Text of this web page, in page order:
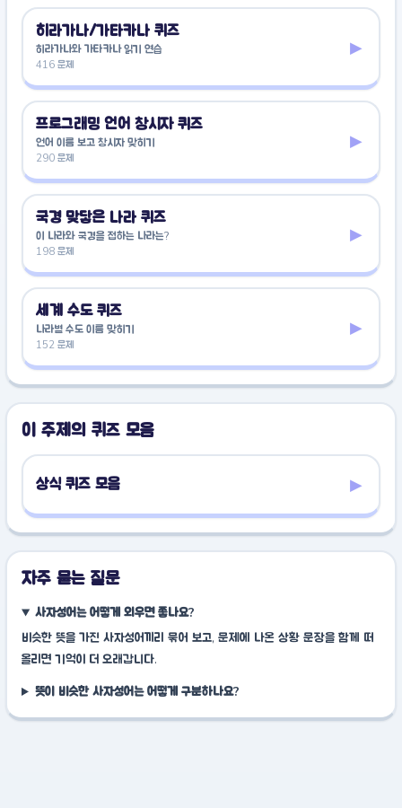
히라가나/가타카나 퀴즈
히라가나와 가타카나 읽기 연습
416 문제
▸
프로그래밍 언어 창시자 퀴즈
언어 이름 보고 창시자 맞히기
290 문제
▸
국경 맞닿은 나라 퀴즈
이 나라와 국경을 접하는 나라는?
198 문제
▸
세계 수도 퀴즈
나라별 수도 이름 맞히기
152 문제
▸
이 주제의 퀴즈 모음
상식 퀴즈 모음 ▸
자주 묻는 질문
사자성어는 어떻게 외우면 좋나요?
비슷한 뜻을 가진 사자성어끼리 묶어 보고, 문제에 나온 상황 문장을 함께 떠
올리면 기억이 더 오래갑니다.
뜻이 비슷한 사자성어는 어떻게 구분하나요?